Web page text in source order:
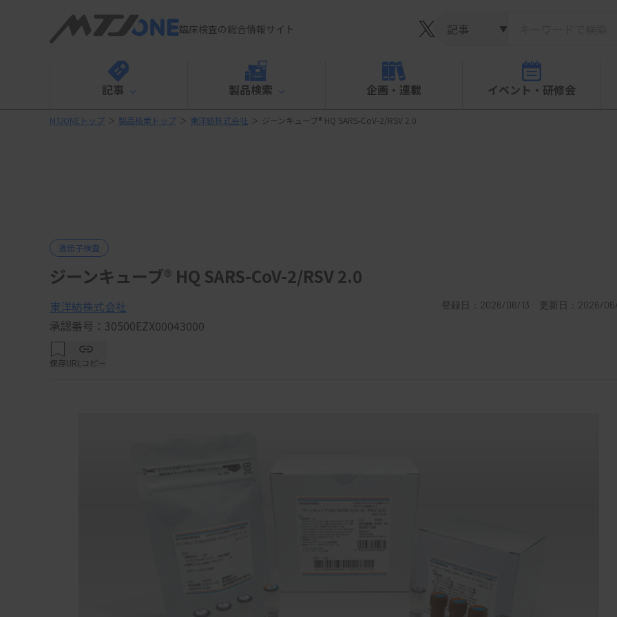
臨床検査の総合情報サイト ▼
記事 製品検索 企画・連載 イベント・研修会
MTJONEトップ ＞ 製品検索トップ ＞ 東洋紡株式会社 ＞ ジーンキューブ® HQ SARS-CoV-2/RSV 2.0
遺伝子検査
ジーンキューブ® HQ SARS-CoV-2/RSV 2.0
東洋紡株式会社
承認番号：30500EZX00043000
登録日：2026/06/13 更新日：2026/
保存URLコピー